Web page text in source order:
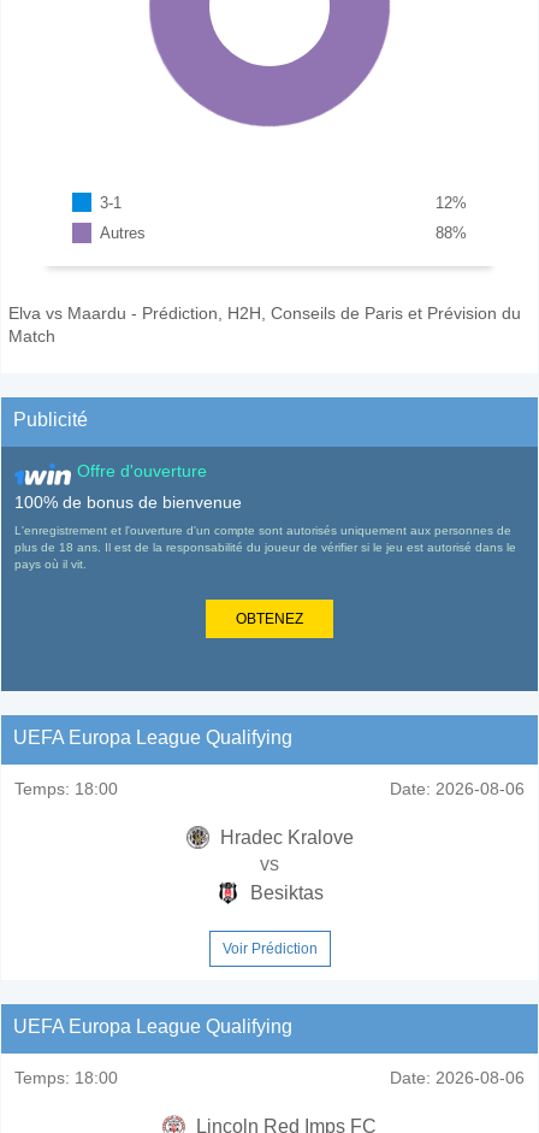
3-1 %
12
Autres
%
88
Elva vs Maardu - Prédiction, H2H, Conseils de Paris et Prévision du
Match
Publicité
Offre d'ouverture
100% de bonus de bienvenue
L'enregistrement et l'ouverture d'un compte sont autorisés uniquement aux personnes de
plus de 18 ans. Il est de la responsabilité du joueur de vérifier si le jeu est autorisé dans le
pays où il vit.
OBTENEZ
UEFA Europa League Qualifying
Temps: 18:00 Date: 2026-08-06
Hradec Kralove
vs
Besiktas
Voir Prédiction
UEFA Europa League Qualifying
Temps: 18:00 Date: 2026-08-06
Lincoln Red Imps FC